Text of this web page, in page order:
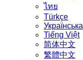
ไทย
Türkçe
Українська
Tiếng Việt
简体中文
繁體中文